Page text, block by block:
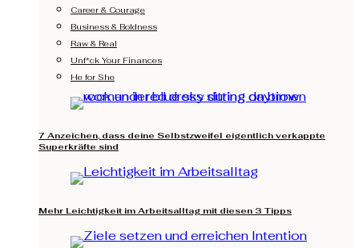
Career & Courage
Business & Boldness
Raw & Real
Unf*ck Your Finances
He for She
7 Anzeichen, dass deine Selbstzweifel eigentlich verkappte
Superkräfte sind
Mehr Leichtigkeit im Arbeitsalltag mit diesen 3 Tipps